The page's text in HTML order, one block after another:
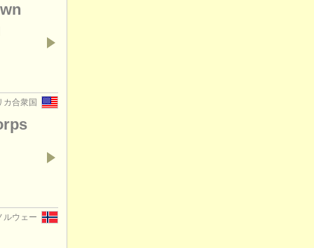
カ合衆国
ルウェー